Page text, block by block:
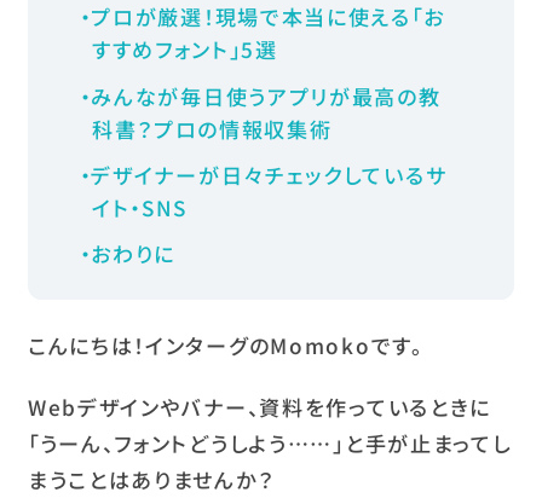
プロが厳選！現場で本当に使える「お
すすめフォント」5選
みんなが毎日使うアプリが最高の教
科書？プロの情報収集術
デザイナーが日々チェックしているサ
イト・SNS
おわりに
こんにちは！インターグのMomokoです。
Webデザインやバナー、資料を作っているときに
「うーん、フォントどうしよう……」と手が止まってし
まうことはありませんか？